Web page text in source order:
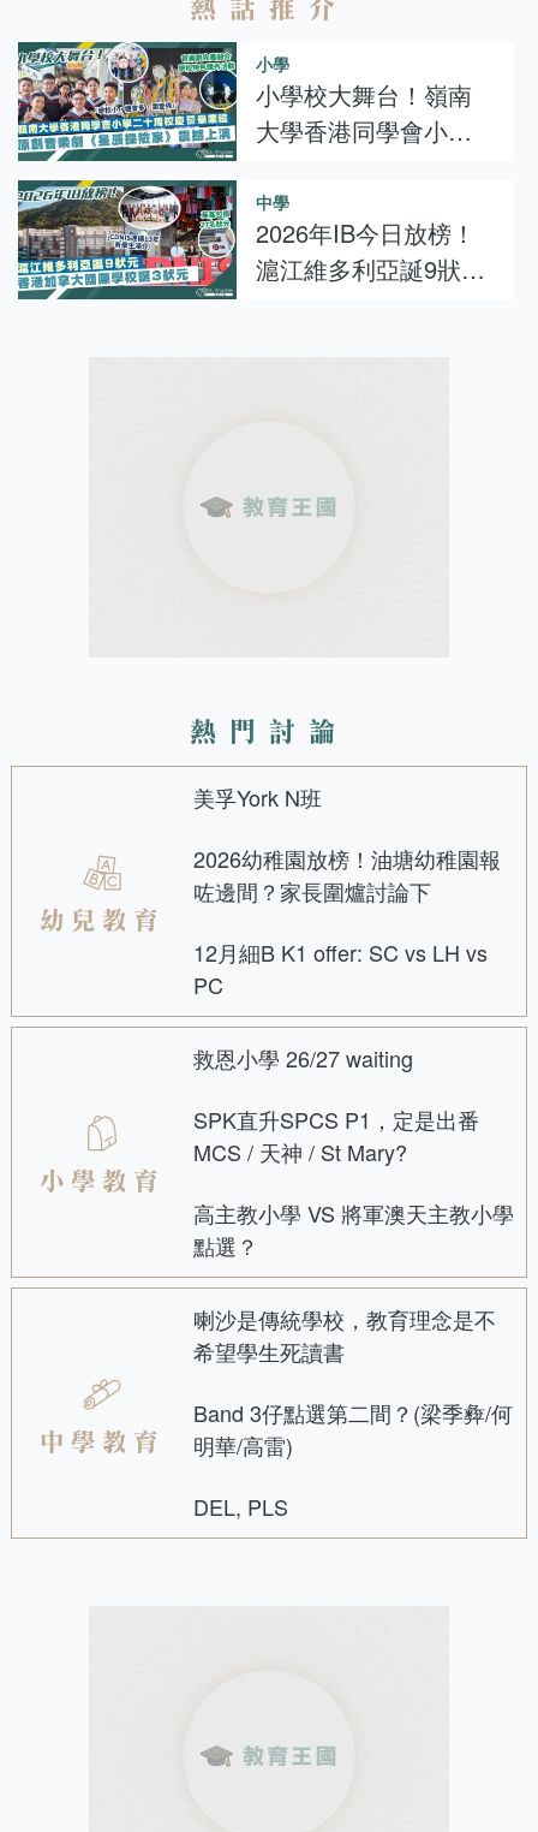
熱話推介
小學
小學校大舞台！嶺南
大學香港同學會小學
禮！原創音樂劇《星
辰探險家》震撼上演
中學
2026年IB今日放榜！
滬江維多利亞誕9狀元
熱門討論
幼兒教育
美孚York N班
2026幼稚園放榜！油塘幼稚園報
咗邊間？家長圍爐討論下
12月細B K1 offer: SC vs LH vs
PC
小學教育
救恩小學 26/27 waiting
SPK直升SPCS P1，定是出番
MCS / 天神 / St Mary?
高主教小學 VS 將軍澳天主教小學
點選？
中學教育
喇沙是傳統學校，教育理念是不
希望學生死讀書
Band 3仔點選第二間？(梁季彜/何
明華/高雷)
DEL, PLS